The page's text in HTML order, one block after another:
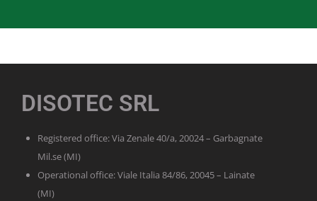
DISOTEC SRL
Registered office: Via Zenale 40/a, 20024 – Garbagnate
Mil.se (MI)
Operational office: Viale Italia 84/86, 20045 – Lainate
(MI)